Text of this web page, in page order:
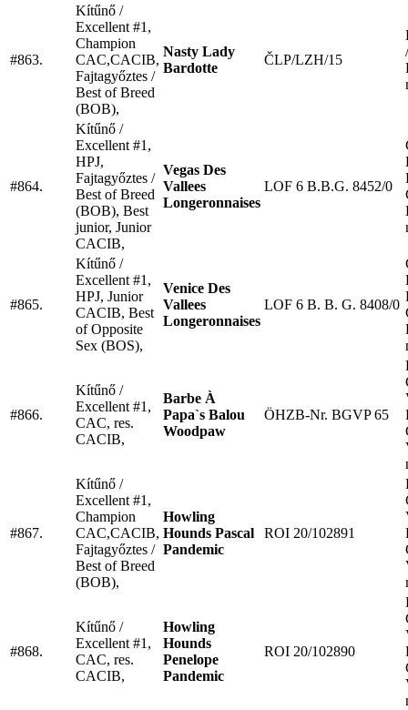
#863.
Kítűnő /
Excellent #1,
Champion
CAC,CACIB,
Fajtagyőztes /
Best of Breed
(BOB),
Nasty Lady
Bardotte
ČLP/LZH/15
#864.
Kítűnő /
Excellent #1,
HPJ,
Fajtagyőztes /
Best of Breed
(BOB), Best
junior, Junior
CACIB,
Vegas Des
Vallees
Longeronnaises
LOF 6 B.B.G. 8452/0
#865.
Kítűnő /
Excellent #1,
HPJ, Junior
CACIB, Best
of Opposite
Sex (BOS),
Venice Des
Vallees
Longeronnaises
LOF 6 B. B. G. 8408/0
#866.
Kítűnő /
Excellent #1,
CAC, res.
CACIB,
Barbe À
Papa`s Balou
Woodpaw
ÖHZB-Nr. BGVP 65
#867.
Kítűnő /
Excellent #1,
Champion
CAC,CACIB,
Fajtagyőztes /
Best of Breed
(BOB),
Howling
Hounds Pascal
Pandemic
ROI 20/102891
#868.
Kítűnő /
Excellent #1,
CAC, res.
CACIB,
Howling
Hounds
Penelope
Pandemic
ROI 20/102890